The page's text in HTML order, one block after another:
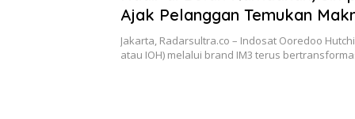
Ajak Pelanggan Temukan
Bersama dengan Paket
Ramadhan
Jakarta, Radarsultra.co – Indosat Ooredoo
atau IOH) melalui brand IM3 terus